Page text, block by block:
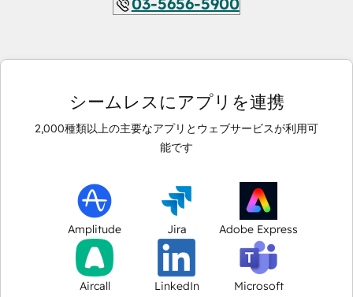
シームレスにアプリを連携
2,000種類以上の主要なアプリとウェブサービスが利用可
能です
Amplitude Jira Adobe Express
Aircall LinkedIn
Microsoft